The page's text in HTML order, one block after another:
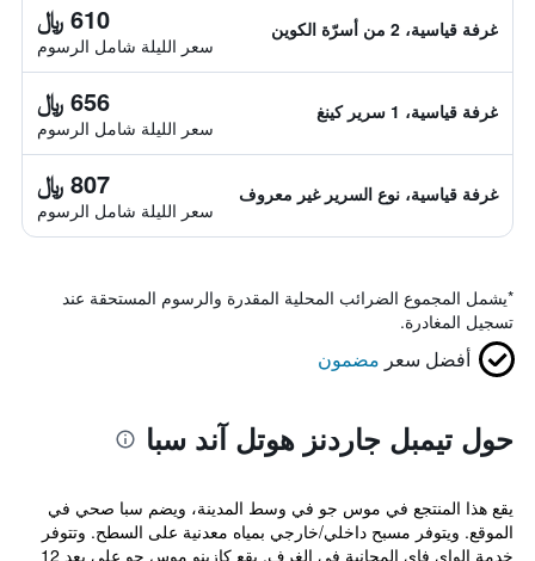
غرفة قياسية، 2 من أسرّة الكوين 610 ﷼
سعر الليلة شامل الرسوم
غرفة قياسية، 1 سرير كينغ 656 ﷼
سعر الليلة شامل الرسوم
غرفة قياسية، نوع السرير غير معروف 807 ﷼
سعر الليلة شامل الرسوم
*يشمل المجموع الضرائب المحلية المقدرة والرسوم المستحقة عند
تسجيل المغادرة.
أفضل سعر مضمون
حول تيمبل جاردنز هوتل آند سبا
يقع هذا المنتجع في موس جو في وسط المدينة، ويضم سبا صحي في
الموقع. ويتوفر مسبح داخلي/خارجي بمياه معدنية على السطح. وتتوفر
خدمة الواي فاي المجانية في الغرف. يقع كازينو موس جو على بعد 12